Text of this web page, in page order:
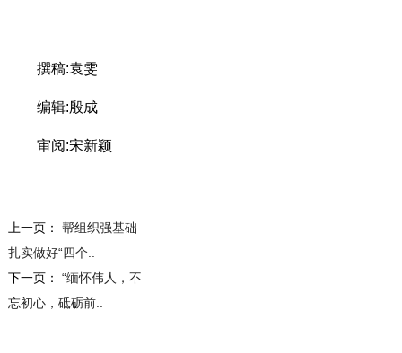
撰稿:袁雯
编辑:殷成
审阅:宋新颖
上一页： 帮组织强基础
扎实做好“四个..
下一页： “缅怀伟人，不
忘初心，砥砺前..